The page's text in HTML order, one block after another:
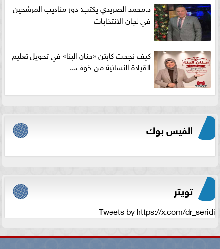
د.محمد الصريدي يكتب: دور مناديب المرشحين
في لجان الانتخابات
كيف نجحت كابتن «حنان البنا» في تحويل تعليم
القيادة النسائية من خوف...
الفيس بوك
تويتر
Tweets by https://x.com/dr_seridi